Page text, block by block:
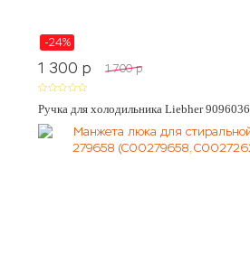
-24%
1 300 p 1 700 p
Ручка для холодильника Liebher 9096036